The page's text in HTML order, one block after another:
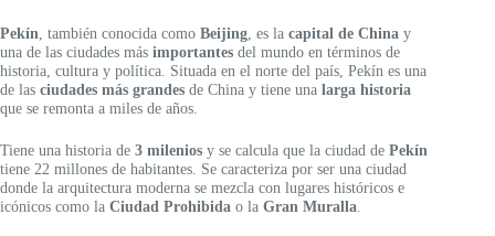
Pekín , también conocida como Beijing , es la capital de China y
una de las ciudades más importantes del mundo en términos de
historia, cultura y política. Situada en el norte del país, Pekín es una
de las ciudades más grandes de China y tiene una larga historia
que se remonta a miles de años.
Tiene una historia de 3 milenios y se calcula que la ciudad de Pekín
tiene 22 millones de habitantes. Se caracteriza por ser una ciudad
donde la arquitectura moderna se mezcla con lugares históricos e
icónicos como la Ciudad Prohibida o la Gran Muralla.